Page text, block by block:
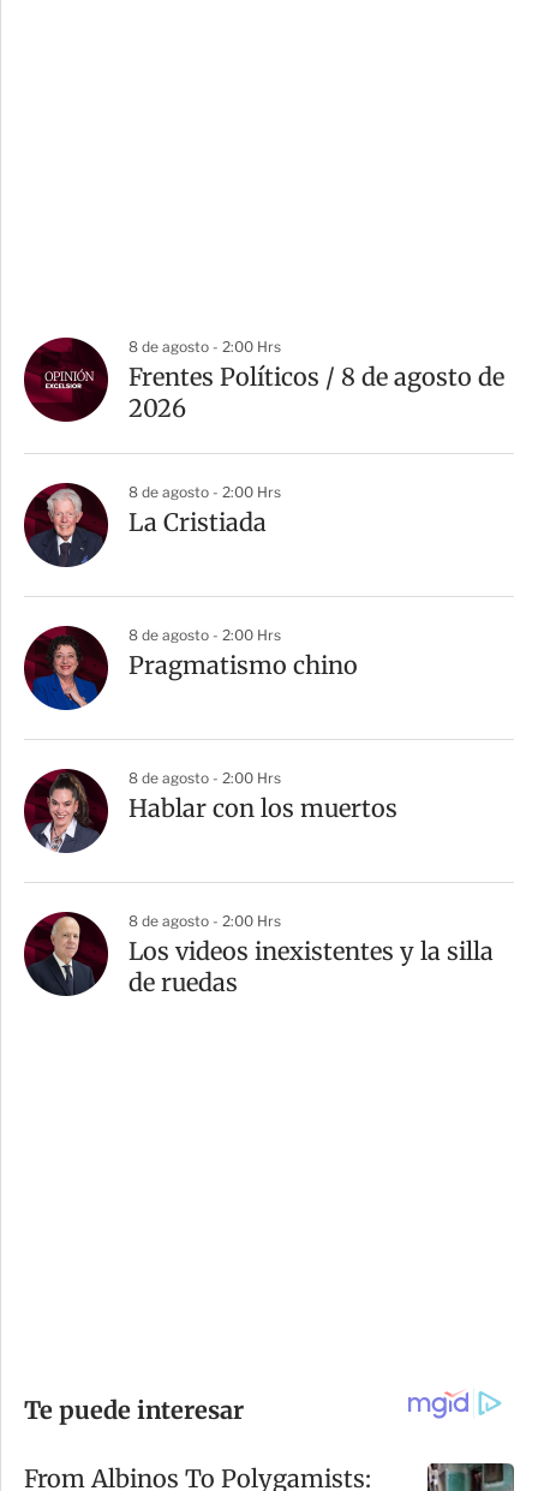
8 de agosto - 2:00 Hrs
Frentes Políticos / 8 de agosto de
2026
8 de agosto - 2:00 Hrs
La Cristiada
8 de agosto - 2:00 Hrs
Pragmatismo chino
8 de agosto - 2:00 Hrs
Hablar con los muertos
8 de agosto - 2:00 Hrs
Los videos inexistentes y la silla
de ruedas